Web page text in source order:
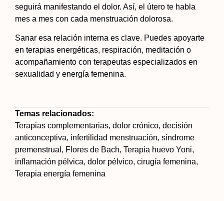
seguirá manifestando el dolor. Así, el útero te habla
mes a mes con cada menstruación dolorosa.
Sanar esa relación interna es clave. Puedes apoyarte
en terapias energéticas, respiración, meditación o
acompañamiento con terapeutas especializados en
sexualidad y energía femenina.
Temas relacionados:
Terapias complementarias, dolor crónico, decisión
anticonceptiva, infertilidad menstruación, síndrome
premenstrual, Flores de Bach, Terapia huevo Yoni,
inflamación pélvica, dolor pélvico, cirugía femenina,
Terapia energía femenina